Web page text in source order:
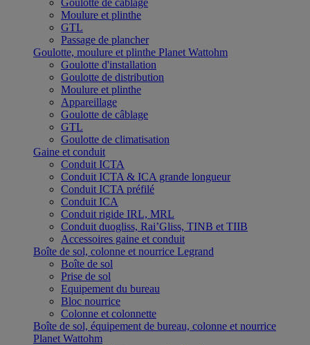
Goulotte de câblage
Moulure et plinthe
GTL
Passage de plancher
Goulotte, moulure et plinthe Planet Wattohm
Goulotte d'installation
Goulotte de distribution
Moulure et plinthe
Appareillage
Goulotte de câblage
GTL
Goulotte de climatisation
Gaine et conduit
Conduit ICTA
Conduit ICTA & ICA grande longueur
Conduit ICTA préfilé
Conduit ICA
Conduit rigide IRL, MRL
Conduit duogliss, Rai’Gliss, TINB et TIIB
Accessoires gaine et conduit
Boîte de sol, colonne et nourrice Legrand
Boîte de sol
Prise de sol
Equipement du bureau
Bloc nourrice
Colonne et colonnette
Boîte de sol, équipement de bureau, colonne et nourrice
Planet Wattohm